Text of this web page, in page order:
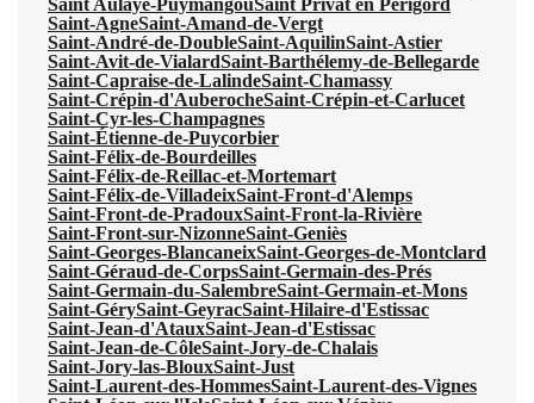
Saint Aulaye-PuymangouSaint Privat en Périgord
Saint-AgneSaint-Amand-de-Vergt
Saint-André-de-DoubleSaint-AquilinSaint-Astier
Saint-Avit-de-VialardSaint-Barthélemy-de-Bellegarde
Saint-Capraise-de-LalindeSaint-Chamassy
Saint-Crépin-d'AuberocheSaint-Crépin-et-Carlucet
Saint-Cyr-les-Champagnes
Saint-Étienne-de-Puycorbier
Saint-Félix-de-Bourdeilles
Saint-Félix-de-Reillac-et-Mortemart
Saint-Félix-de-VilladeixSaint-Front-d'Alemps
Saint-Front-de-PradouxSaint-Front-la-Rivière
Saint-Front-sur-NizonneSaint-Geniès
Saint-Georges-BlancaneixSaint-Georges-de-Montclard
Saint-Géraud-de-CorpsSaint-Germain-des-Prés
Saint-Germain-du-SalembreSaint-Germain-et-Mons
Saint-GérySaint-GeyracSaint-Hilaire-d'Estissac
Saint-Jean-d'AtauxSaint-Jean-d'Estissac
Saint-Jean-de-CôleSaint-Jory-de-Chalais
Saint-Jory-las-BlouxSaint-Just
Saint-Laurent-des-HommesSaint-Laurent-des-Vignes